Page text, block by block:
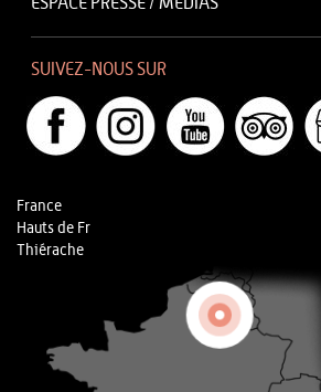
ESPACE PRESSE / MÉDIAS
SUIVEZ-NOUS SUR
France
Hauts de Fr
Thiérache